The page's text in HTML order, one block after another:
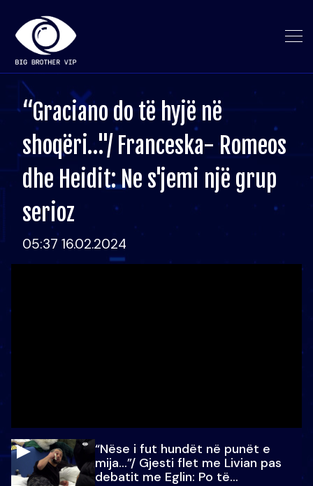
“Graciano do të hyjë në
shoqëri…"/ Franceska- Romeos
dhe Heidit: Ne s'jemi një grup
serioz
05:37 16.02.2024
“Nëse i fut hundët në punët e
mija…”/ Gjesti flet me Livian pas
debatit me Eglin: Po të